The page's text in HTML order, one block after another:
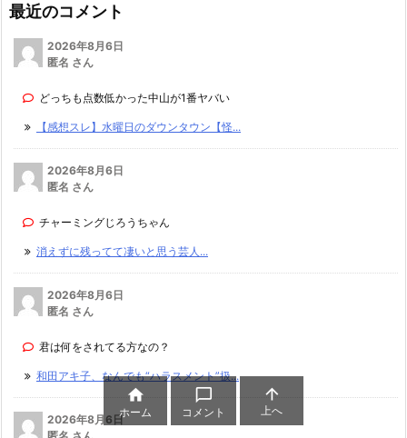
最近のコメント
2026年8月6日
匿名 さん
どっちも点数低かった中山が1番ヤバい
【感想スレ】水曜日のダウンタウン【怪...
2026年8月6日
匿名 さん
チャーミングじろうちゃん
消えずに残ってて凄いと思う芸人...
2026年8月6日
匿名 さん
君は何をされてる方なの？
和田アキ子、なんでも“ハラスメント”扱...
2026年8月6日
匿名 さん

ホーム

コメント

上へ